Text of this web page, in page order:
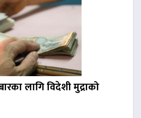
लागि विदेशी मुद्राको